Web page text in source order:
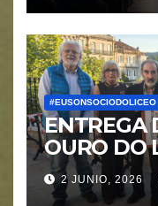
#EUSONSOCIODOLICEO
ENTREGA
OURO DO
2 JUNIO, 2026